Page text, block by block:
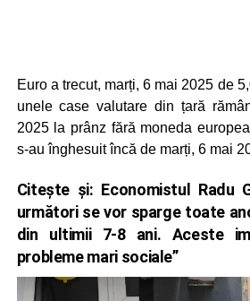
Euro a trecut, marți, 6 mai 2025 de
unele case valutare din țară
2025 la prânz fără moneda
s-au înghesuit încă de marți, 6 mai
Citește și: Economistul Radu
următori se vor sparge toate
din ultimii 7-8 ani. Aceste
probleme mari sociale”